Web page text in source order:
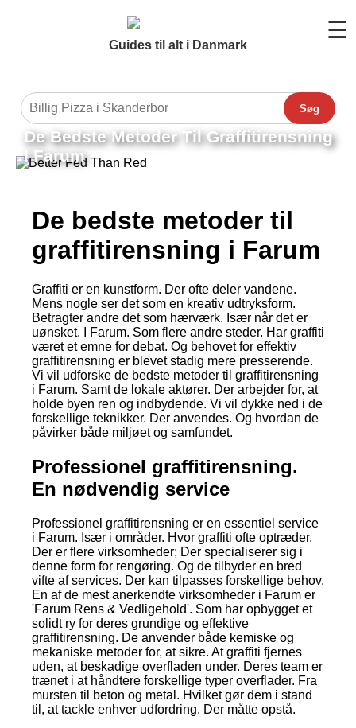
Guides til alt i Danmark
☰
Søg
De Bedste Metoder Til Graffitirensning
I Farum
De bedste metoder til
graffitirensning i Farum
Graffiti er en kunstform. Der ofte deler vandene.
Mens nogle ser det som en kreativ udtryksform.
Betragter andre det som hærværk. Især når det er
uønsket. I Farum. Som flere andre steder. Har graffiti
været et emne for debat. Og behovet for effektiv
graffitirensning er blevet stadig mere presserende.
Vi vil udforske de bedste metoder til graffitirensning
i Farum. Samt de lokale aktører. Der arbejder for, at
holde byen ren og indbydende. Vi vil dykke ned i de
forskellige teknikker. Der anvendes. Og hvordan de
påvirker både miljøet og samfundet.
Professionel graffitirensning.
En nødvendig service
Professionel graffitirensning er en essentiel service
i Farum. Især i områder. Hvor graffiti ofte optræder.
Der er flere virksomheder; Der specialiserer sig i
denne form for rengøring. Og de tilbyder en bred
vifte af services. Der kan tilpasses forskellige behov.
En af de mest anerkendte virksomheder i Farum er
'Farum Rens & Vedligehold'. Som har opbygget et
solidt ry for deres grundige og effektive
graffitirensning. De anvender både kemiske og
mekaniske metoder for, at sikre. At graffiti fjernes
uden, at beskadige overfladen under. Deres team er
trænet i at håndtere forskellige typer overflader. Fra
mursten til beton og metal. Hvilket gør dem i stand
til, at tackle enhver udfordring. Der måtte opstå.